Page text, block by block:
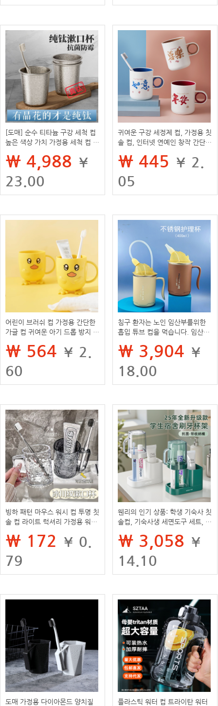
[도매] 순수 티타늄 구강 세척 컵
높은 색상 가치 가정용 세척 컵 순
₩ 4,988 ¥
23.00
귀여운 구강 세정제 컵, 가정용 칫
솔 컵, 인터넷 연예인 창작 간단한
플 칫솔 컵
₩ 445 ¥ 2.
05
어린이 브러쉬 컵 가정용 간단한
가글 컵 귀여운 아기 드롭 방지 창
라스틱 치아 컵
₩ 564 ¥ 2.
60
침구 환자는 노인 임산부를위한
흡입 튜브 컵을 먹습니다. 임산부
배달 간호 컵 후 식수를 거짓말
₩ 3,904 ¥
18.00
빙하 패턴 마우스 워시 컵 투명 칫
솔 컵 라이트 럭셔리 가정용 워터
솔 컵
₩ 172 ¥ 0.
79
웬리의 인기 상품: 학생 기숙사 칫
솔컵, 기숙사생 세면도구 세트, 구
₩ 3,058 ¥
14.10
도매 가정용 다이아몬드 양치질
플라스틱 워터 컵 트라이탄 워터